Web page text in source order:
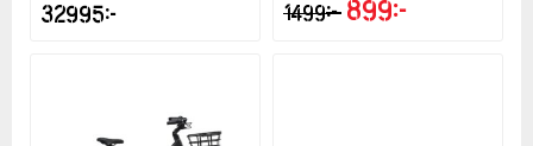
32995kr 1499kr 899kr